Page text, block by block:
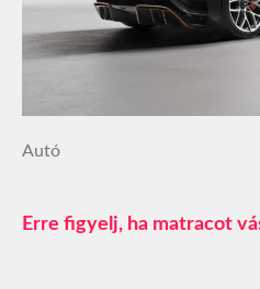
Autó
Erre figyelj, ha matracot